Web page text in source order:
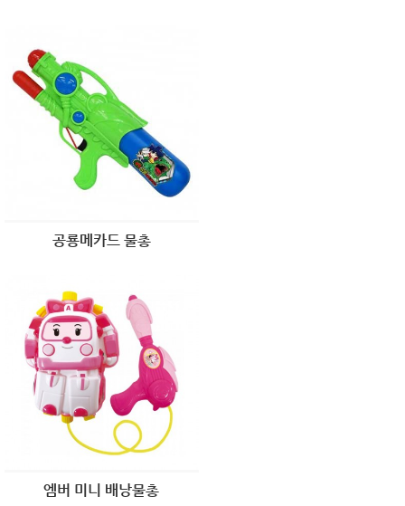
공룡메카드 물총
엠버 미니 배낭물총